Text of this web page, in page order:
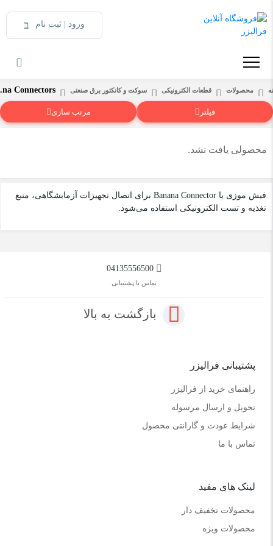
ورود | ثبت نام
محصولات قطعات الکترونیکی سوکت و کانکتور برق صنعتی Banana Connectors
فیلتر مرتب سازی
محصولی یافت نشد.
فیش موزی یا Banana Connector برای اتصال تجهیزات آزمایشگاهی، منبع
تغذیه و تست الکترونیکی استفاده می‌شود.
04135556500
تماس با پشتیبانی
بازگشت به بالا
پشتیبانی فرالیزر
راهنمای خرید از فرالیزر
تحویل و ارسال مرسوله
شرایط عودت و گارانتی محصول
تماس با ما
لینک های مفید
محصولات تخفیف دار
محصولات ویژه